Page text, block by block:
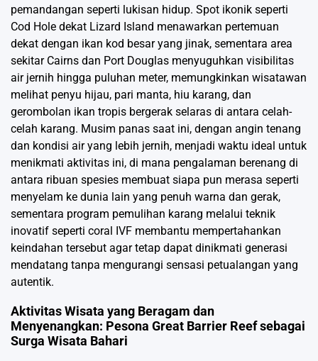
pemandangan seperti lukisan hidup. Spot ikonik seperti
Cod Hole dekat Lizard Island menawarkan pertemuan
dekat dengan ikan kod besar yang jinak, sementara area
sekitar Cairns dan Port Douglas menyuguhkan visibilitas
air jernih hingga puluhan meter, memungkinkan wisatawan
melihat penyu hijau, pari manta, hiu karang, dan
gerombolan ikan tropis bergerak selaras di antara celah-
celah karang. Musim panas saat ini, dengan angin tenang
dan kondisi air yang lebih jernih, menjadi waktu ideal untuk
menikmati aktivitas ini, di mana pengalaman berenang di
antara ribuan spesies membuat siapa pun merasa seperti
menyelam ke dunia lain yang penuh warna dan gerak,
sementara program pemulihan karang melalui teknik
inovatif seperti coral IVF membantu mempertahankan
keindahan tersebut agar tetap dapat dinikmati generasi
mendatang tanpa mengurangi sensasi petualangan yang
autentik.
Aktivitas Wisata yang Beragam dan
Menyenangkan: Pesona Great Barrier Reef sebagai
Surga Wisata Bahari